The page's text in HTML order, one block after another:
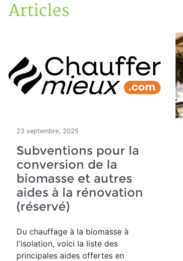
Accueil
Articles
Articles
23 septembre, 2025
Subventions pour la
conversion de la
biomasse et autres
aides à la rénovation
(réservé)
Du chauffage à la biomasse à
l'isolation, voici la liste des
principales aides offertes en